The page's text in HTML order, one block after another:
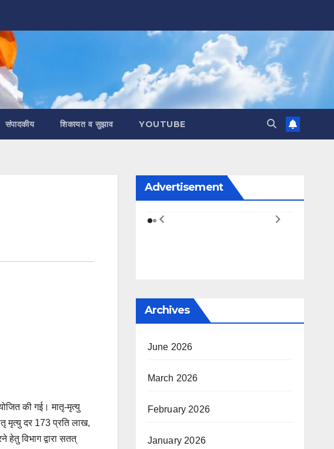
संपादकीय शिकायत व सुझाव YOUTUBE
की गई। मातृ-मृत्यु
मृत्यु दर 173 प्रति लाख,
विभाग द्वारा सतत्
Advertisement
Archives
June 2026
March 2026
February 2026
January 2026